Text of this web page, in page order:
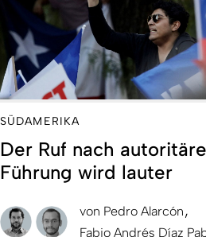
SÜDAMERIKA
Der Ruf nach
Führung wird lauter
von Pedro Alarcón
Fabio Andrés Díaz